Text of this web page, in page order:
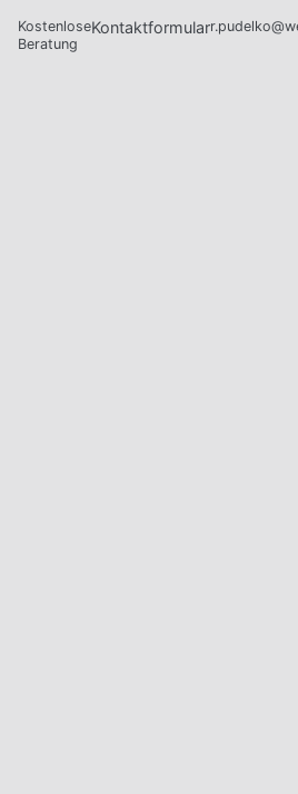
Kostenlose
Beratung
Kontaktformular